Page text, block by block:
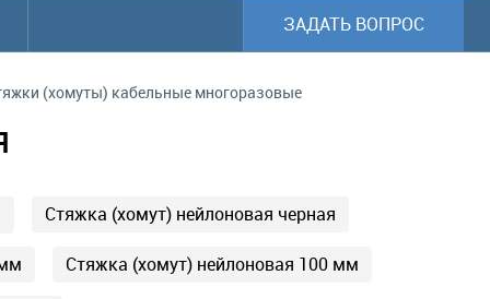
ЗАДАТЬ ВОПРОС
(хомуты) кабельные многоразовые
Стяжка (хомут) нейлоновая черная
Стяжка (хомут) нейлоновая 100 мм